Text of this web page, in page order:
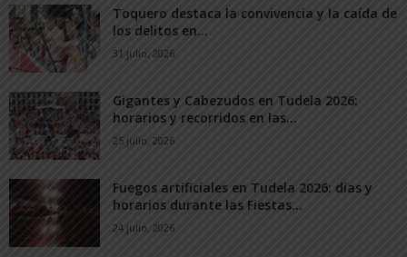
Toquero destaca la convivencia y la caída de
los delitos en...
31 julio, 2026
Gigantes y Cabezudos en Tudela 2026:
horarios y recorridos en las...
25 julio, 2026
Fuegos artificiales en Tudela 2026: días y
horarios durante las Fiestas...
24 julio, 2026